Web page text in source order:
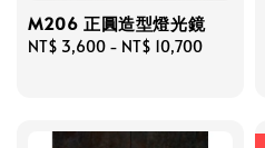
M206 正圓造型燈光鏡
Regular
NT$ 3,600 - NT$ 10,700